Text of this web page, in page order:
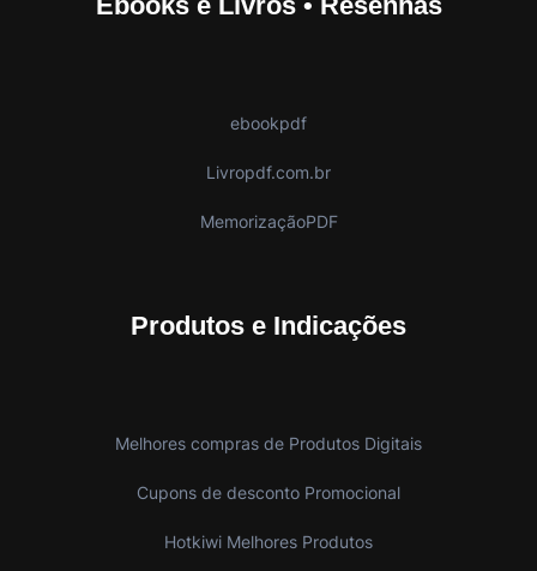
ebookpdf
Livropdf.com.br
MemorizaçãoPDF
Produtos e Indicações
Melhores compras de Produtos Digitais
Cupons de desconto Promocional
Hotkiwi Melhores Produtos